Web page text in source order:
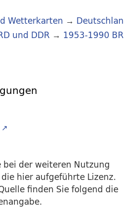
Wetterkarten → Deutschlan
und DDR → 1953-1990 BR
der weiteren Nutzung
hier aufgeführte Lizenz.
finden Sie folgend die